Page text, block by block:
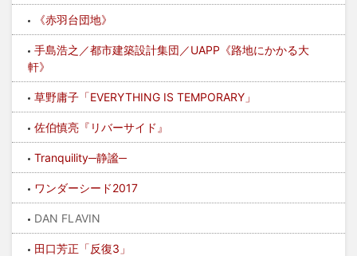
《赤羽台団地》
手島浩之／都市建築設計集団／UAPP《路地にかかる大
軒》
草野庸子「EVERYTHING IS TEMPORARY」
佐伯慎亮『リバーサイド』
Tranquility─静謐─
ワンダーシード2017
DAN FLAVIN
田口芳正「反復3」